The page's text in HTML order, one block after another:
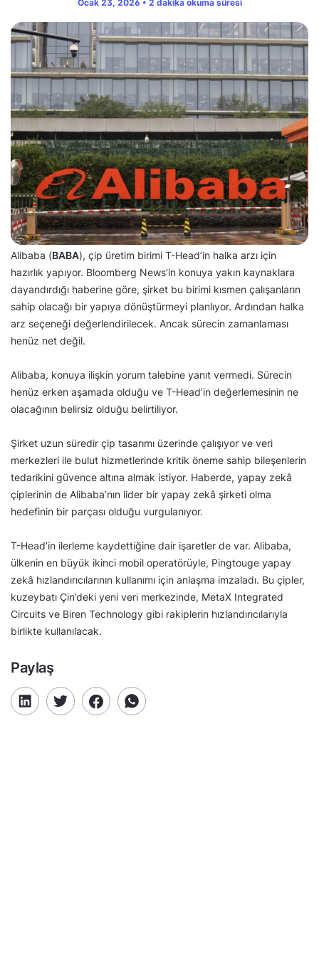
Ocak 23, 2026 • 2 dakika okuma süresi
Alibaba (BABA), çip üretim birimi T-Head’in halka arzı için
hazırlık yapıyor. Bloomberg News’in konuya yakın kaynaklara
dayandırdığı haberine göre, şirket bu birimi kısmen çalışanların
sahip olacağı bir yapıya dönüştürmeyi planlıyor. Ardından halka
arz seçeneği değerlendirilecek. Ancak sürecin zamanlaması
henüz net değil.
Alibaba, konuya ilişkin yorum talebine yanıt vermedi. Sürecin
henüz erken aşamada olduğu ve T-Head’in değerlemesinin ne
olacağının belirsiz olduğu belirtiliyor.
Şirket uzun süredir çip tasarımı üzerinde çalışıyor ve veri
merkezleri ile bulut hizmetlerinde kritik öneme sahip bileşenlerin
tedarikini güvence altına almak istiyor. Haberde, yapay zekâ
çiplerinin de Alibaba’nın lider bir yapay zekâ şirketi olma
hedefinin bir parçası olduğu vurgulanıyor.
T-Head’in ilerleme kaydettiğine dair işaretler de var. Alibaba,
ülkenin en büyük ikinci mobil operatörüyle, Pingtouge yapay
zekâ hızlandırıcılarının kullanımı için anlaşma imzaladı. Bu çipler,
kuzeybatı Çin’deki yeni veri merkezinde, MetaX Integrated
Circuits ve Biren Technology gibi rakiplerin hızlandırıcılarıyla
birlikte kullanılacak.
Paylaş